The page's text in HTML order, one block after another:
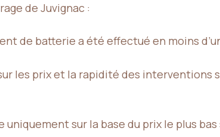
de Juvignac :
de batterie a été effectué en moins
les prix et la rapidité des interventions
sur la base du prix le plus bas